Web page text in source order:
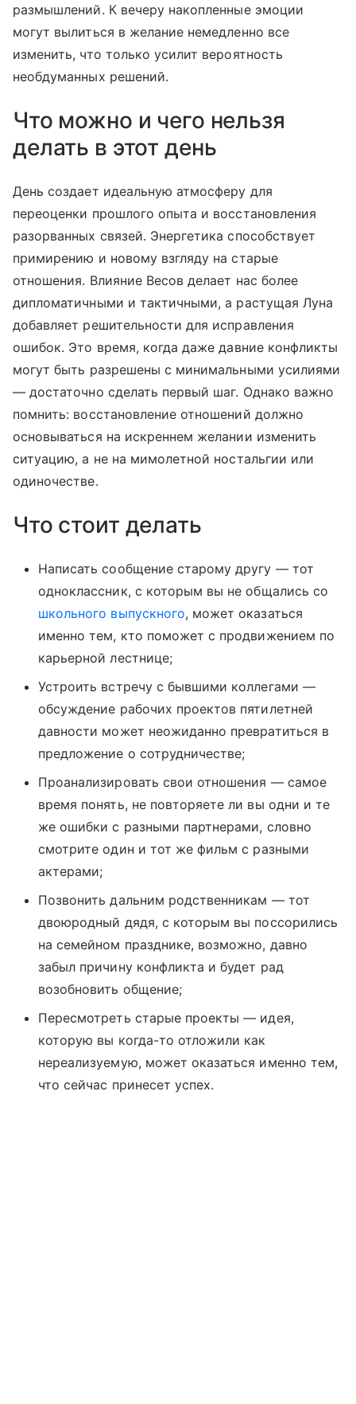
размышлений. К вечеру накопленные эмоции
могут вылиться в желание немедленно все
изменить, что только усилит вероятность
необдуманных решений.
Что можно и чего нельзя
делать в этот день
День создает идеальную атмосферу для
переоценки прошлого опыта и восстановления
разорванных связей. Энергетика способствует
примирению и новому взгляду на старые
отношения. Влияние Весов делает нас более
дипломатичными и тактичными, а растущая Луна
добавляет решительности для исправления
ошибок. Это время, когда даже давние конфликты
могут быть разрешены с минимальными усилиями
— достаточно сделать первый шаг. Однако важно
помнить: восстановление отношений должно
основываться на искреннем желании изменить
ситуацию, а не на мимолетной ностальгии или
одиночестве.
Что стоит делать
Написать сообщение старому другу — тот
одноклассник, с которым вы не общались со
школьного выпускного, может оказаться
именно тем, кто поможет с продвижением по
карьерной лестнице;
Устроить встречу с бывшими коллегами —
обсуждение рабочих проектов пятилетней
давности может неожиданно превратиться в
предложение о сотрудничестве;
Проанализировать свои отношения — самое
время понять, не повторяете ли вы одни и те
же ошибки с разными партнерами, словно
смотрите один и тот же фильм с разными
актерами;
Позвонить дальним родственникам — тот
двоюродный дядя, с которым вы поссорились
на семейном празднике, возможно, давно
забыл причину конфликта и будет рад
возобновить общение;
Пересмотреть старые проекты — идея,
которую вы когда-то отложили как
нереализуемую, может оказаться именно тем,
что сейчас принесет успех.